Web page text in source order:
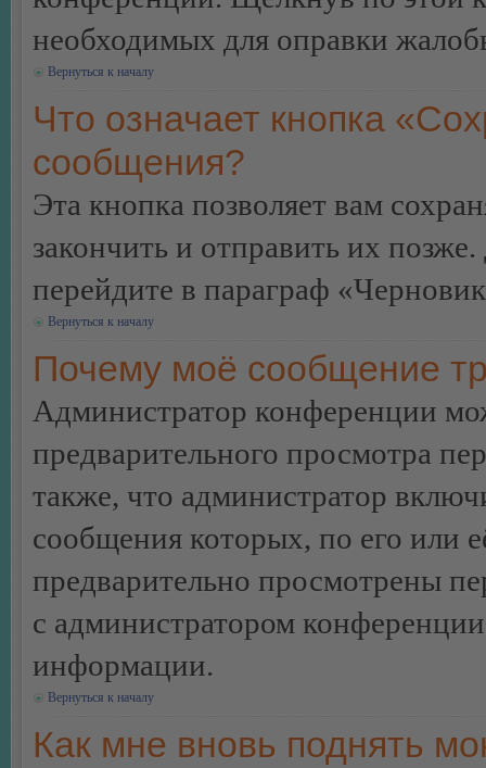
необходимых для оправки
Вернуться к началу
Что означает кнопка
сообщения?
Эта кнопка позволяет вам
закончить и отправить их
перейдите в параграф
Вернуться к началу
Почему моё сообщение
Администратор конференции
предварительного просмотра
также, что администратор
сообщения которых, по его или
предварительно просмотрены
с администратором
информации.
Вернуться к началу
Как мне вновь поднять